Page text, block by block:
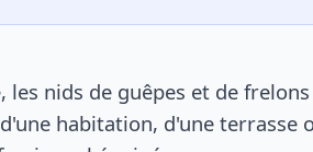
nids de guêpes et de
habitation, d'une terrasse